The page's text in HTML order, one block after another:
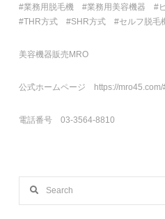
#業務用脱毛機 #業務用美容機器 #
#THR方式 #SHR方式 #セルフ脱毛
美容機器販売MRO
公式ホームページ https://mro45.com/
電話番号 03-3564-8810